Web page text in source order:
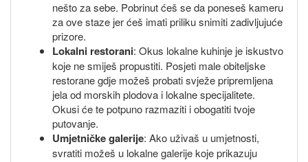
nešto za sebe. Pobrinut ćeš se da poneseš kameru
za ove staze jer ćeš imati priliku snimiti zadivljujuće
prizore.
Lokalni restorani: Okus lokalne kuhinje je iskustvo
koje ne smiješ propustiti. Posjeti male obiteljske
restorane gdje možeš probati svježe pripremljena
jela od morskih plodova i lokalne specijalitete.
Okusi će te potpuno razmaziti i obogatiti tvoje
putovanje.
Umjetničke galerije: Ako uživaš u umjetnosti,
svratiti možeš u lokalne galerije koje prikazuju